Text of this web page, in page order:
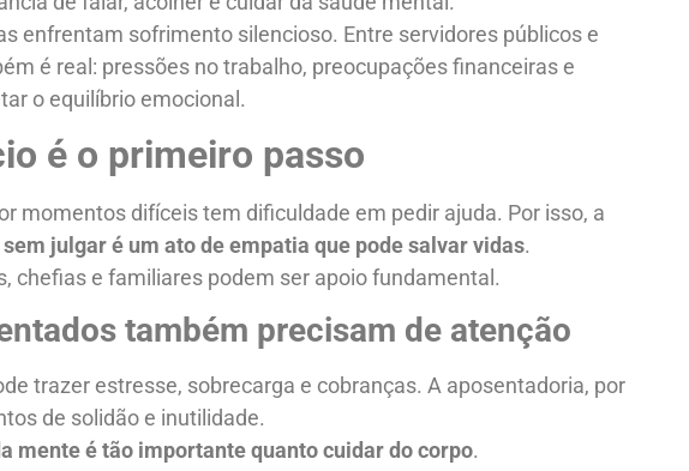
enfrentam sofrimento silencioso. Entre servidores públicos e
é real: pressões no trabalho, preocupações financeiras e
o equilíbrio emocional.
é o primeiro passo
momentos difíceis tem dificuldade em pedir ajuda. Por isso, a
julgar é um ato de empatia que pode salvar vidas.
chefias e familiares podem ser apoio fundamental.
também precisam de atenção
trazer estresse, sobrecarga e cobranças. A aposentadoria, por
de solidão e inutilidade.
mente é tão importante quanto cuidar do corpo.